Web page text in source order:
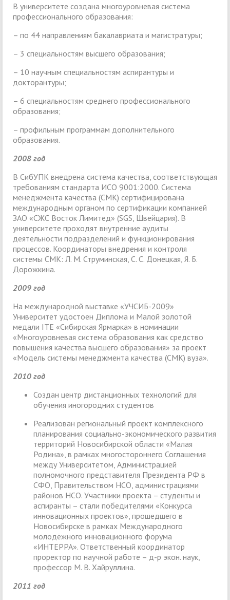
В университете создана многоуровневая система
профессионального образования:
– по 44 направлениям бакалавриата и магистратуры;
– 3 специальностям высшего образования;
– 10 научным специальностям аспирантуры и
докторантуры;
– 6 специальностям среднего профессионального
образования;
– профильным программам дополнительного
образования.
2008 год
В СибУПК внедрена система качества, соответствующая
требованиям стандарта ИСО 9001:2000. Система
менеджмента качества (СМК) сертифицирована
международным органом по сертификации компанией
ЗАО «СЖС Восток Лимитед» (SGS, Швейцария). В
университете проходят внутренние аудиты
деятельности подразделений и функционирования
процессов. Координаторы внедрения и контроля
системы СМК: Л. М. Струминская, С. С. Донецкая, Я. Б.
Дорожкина.
2009 год
На международной выставке «УЧСИБ-2009»
Университет удостоен Диплома и Малой золотой
медали ITE «Сибирская Ярмарка» в номинации
«Многоуровневая система образования как средство
повышения качества высшего образования» за проект
«Модель системы менеджмента качества (СМК) вуза».
2010 год
Создан центр дистанционных технологий для
обучения иногородних студентов
Реализован региональный проект комплексного
планирования социально-экономического развития
территорий Новосибирской области «Малая
Родина», в рамках многостороннего Соглашения
между Университетом, Администрацией
полномочного представителя Президента РФ в
СФО, Правительством НСО, администрациями
районов НСО. Участники проекта – студенты и
аспиранты – стали победителями «Конкурса
инновационных проектов», прошедшего в
Новосибирске в рамках Международного
молодёжного инновационного форума
«ИНТЕРРА». Ответственный координатор
проректор по научной работе – д-р экон. наук,
профессор М. В. Хайруллина.
2011 год